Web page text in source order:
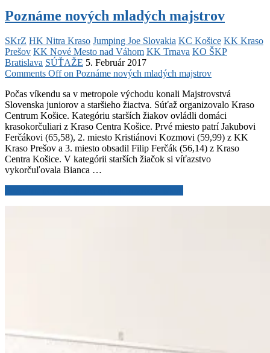
Poznáme nových mladých majstrov
SKrZ HK Nitra Kraso Jumping Joe Slovakia KC Košice KK Kraso
Prešov KK Nové Mesto nad Váhom KK Trnava KO ŠKP
Bratislava SÚŤAŽE 5. Február 2017
Comments Offon Poznáme nových mladých majstrov
Počas víkendu sa v metropole východu konali Majstrovstvá
Slovenska juniorov a staršieho žiactva. Súťaž organizovalo Kraso
Centrum Košice. Kategóriu starších žiakov ovládli domáci
krasokorčuliari z Kraso Centra Košice. Prvé miesto patrí Jakubovi
Ferčákovi (65,58), 2. miesto Kristiánovi Kozmovi (59,99) z KK
Kraso Prešov a 3. miesto obsadil Filip Ferčák (56,14) z Kraso
Centra Košice. V kategórii starších žiačok si víťazstvo
vykorčuľovala Bianca …